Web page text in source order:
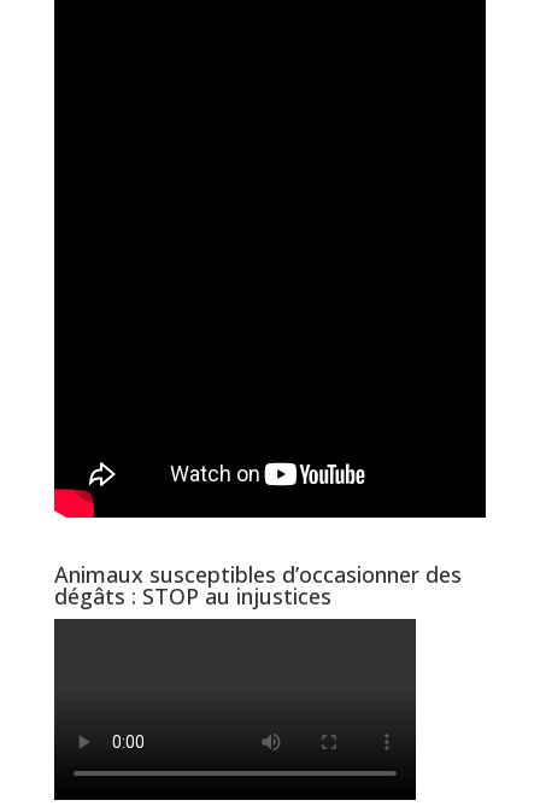
Animaux susceptibles d’occasionner des
dégâts : STOP au injustices